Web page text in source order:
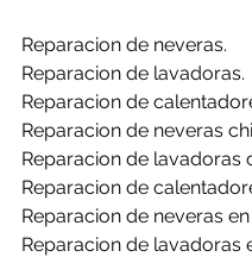
Reparacion de neveras.
Reparacion de lavadoras.
Reparacion de
Reparacion de neveras
Reparacion de lavadoras
Reparacion de
Reparacion de neveras en
Reparacion de lavadoras